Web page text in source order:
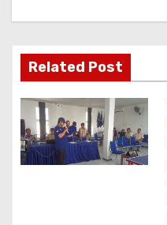
v
i
g
a
t
Related Post